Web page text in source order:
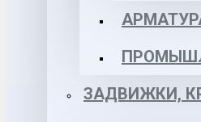
ЗАДВИЖКИ,